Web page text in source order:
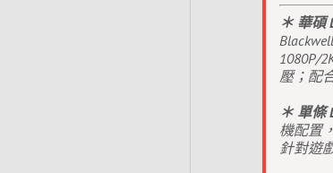
＊ 華碩
1080P/
壓；配
＊ 單條
機配置
針對遊